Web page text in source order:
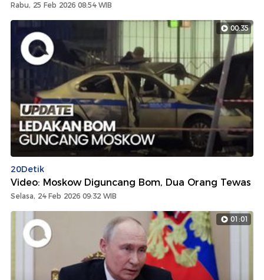
Rabu, 25 Feb 2026 08:54 WIB
00:35
20Detik
Video: Moskow Diguncang Bom, Dua Orang Tewas
Selasa, 24 Feb 2026 09:32 WIB
01:01